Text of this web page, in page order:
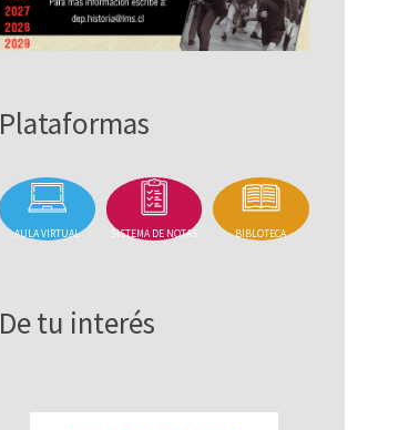
Plataformas
AULA VIRTUAL SISTEMA DE NOTAS BIBLOTECA
De tu interés